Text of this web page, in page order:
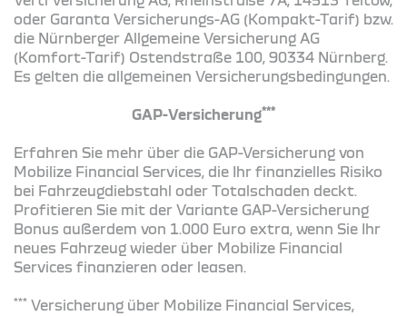
oder Garanta Versicherungs-AG (Kompakt-Tarif) bzw.
die Nürnberger Allgemeine Versicherung AG
(Komfort-Tarif) Ostendstraße 100, 90334 Nürnberg.
Es gelten die allgemeinen Versicherungsbedingungen.
GAP-Versicherung***
Erfahren Sie mehr über die GAP-Versicherung von
Mobilize Financial Services, die Ihr finanzielles Risiko
bei Fahrzeugdiebstahl oder Totalschaden deckt.
Profitieren Sie mit der Variante GAP-Versicherung
Bonus außerdem von 1.000 Euro extra, wenn Sie Ihr
neues Fahrzeug wieder über Mobilize Financial
Services finanzieren oder leasen.
*** Versicherung über Mobilize Financial Services,